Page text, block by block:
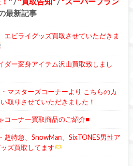
最新記事
エビライグッズ買取させていただきま
ダー変身アイテム沢山買取致しまし
マスターズコーナーより こちらのカ
取りさせていただきました！
コーナー買取商品のご紹介■
超特急、SnowMan、SixTONES男性ア
ズ買取してます